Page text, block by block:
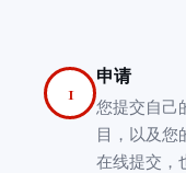
1
申请
您提交自己
目，以及您
在线提交，